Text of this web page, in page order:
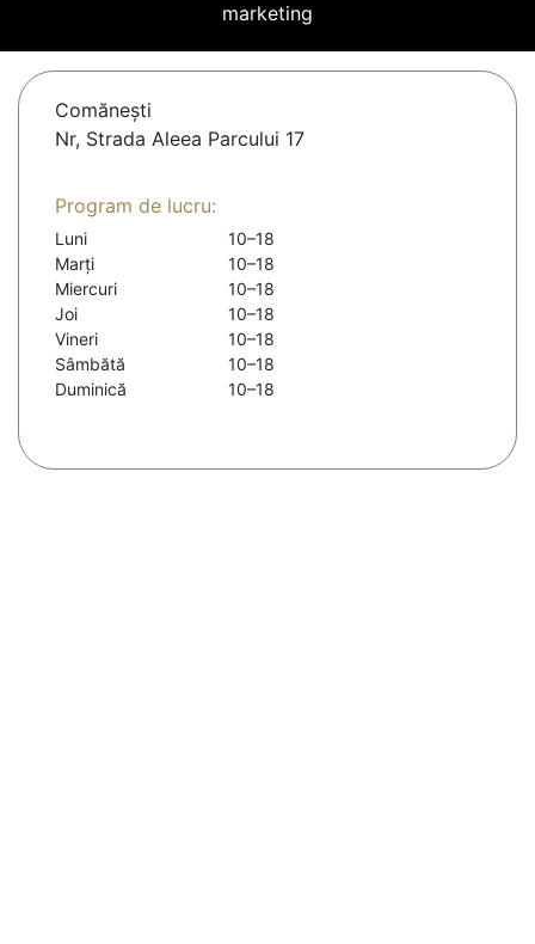
marketing
Comăneşti
Nr, Strada Aleea Parcului 17
Program de lucru:
Luni
10–18
Marți
10–18
Miercuri
10–18
Joi
10–18
Vineri
10–18
Sâmbătă
10–18
Duminică
10–18